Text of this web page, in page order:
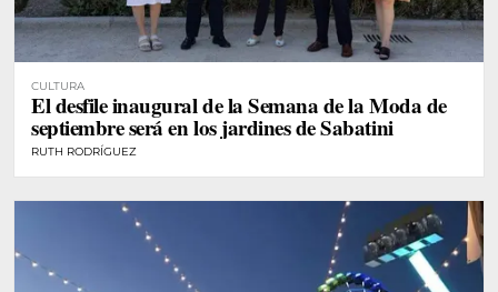
CULTURA
El desfile inaugural de la Semana de la Moda de
septiembre será en los jardines de Sabatini
RUTH RODRÍGUEZ